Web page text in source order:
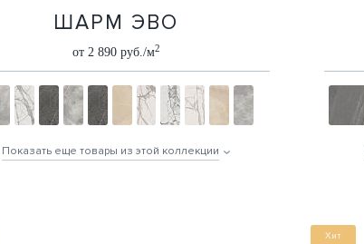
ШАРМ ЭВО
от 2 890 руб./м2
Показать еще товары из этой коллекции
Хит